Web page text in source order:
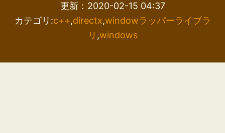
更新：2020-02-15 04:37
カテゴリ:c++,directx,windowラッパーライブラ
リ ,windows